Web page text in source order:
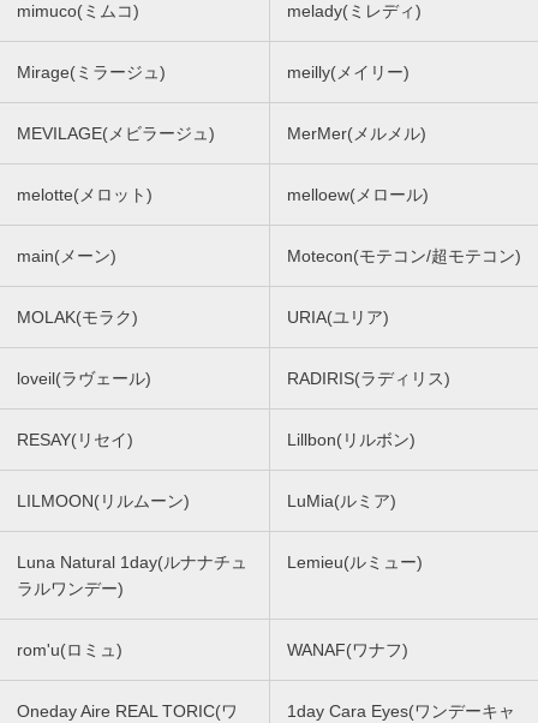
mimuco(ミムコ) melady(ミレディ)
Mirage(ミラージュ) meilly(メイリー)
MEVILAGE(メビラージュ) MerMer(メルメル)
melotte(メロット) melloew(メロール)
main(メーン) Motecon(モテコン/超モテコン)
MOLAK(モラク) URIA(ユリア)
loveil(ラヴェール) RADIRIS(ラディリス)
RESAY(リセイ) Lillbon(リルボン)
LILMOON(リルムーン) LuMia(ルミア)
Luna Natural 1day(ルナナチュ
ラルワンデー)
Lemieu(ルミュー)
rom'u(ロミュ) WANAF(ワナフ)
Oneday Aire REAL TORIC(ワ
1day Cara Eyes(ワンデーキャ